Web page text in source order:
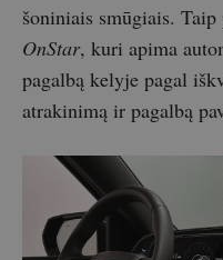
šoniniais smūgiais.
OnStar, kuri apima
pagalbą kelyje pagal
atrakinimą ir pagalbą